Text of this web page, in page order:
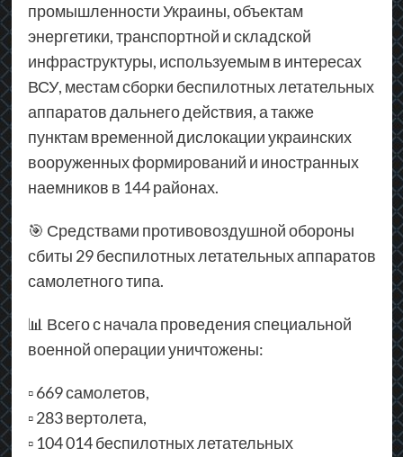
промышленности Украины, объектам
энергетики, транспортной и складской
инфраструктуры, используемым в интересах
ВСУ, местам сборки беспилотных летательных
аппаратов дальнего действия, а также
пунктам временной дислокации украинских
вооруженных формирований и иностранных
наемников в 144 районах.
🎯 Средствами противовоздушной обороны
сбиты 29 беспилотных летательных аппаратов
самолетного типа.
📊 Всего с начала проведения специальной
военной операции уничтожены:
▫ 669 самолетов,
▫ 283 вертолета,
▫ 104 014 беспилотных летательных